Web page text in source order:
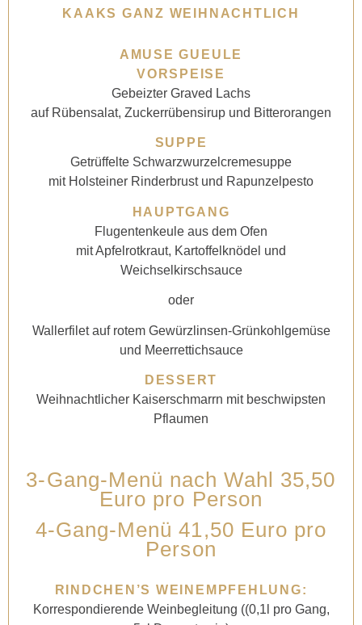
KAAKS GANZ WEIHNACHTLICH
AMUSE GUEULE
VORSPEISE
Gebeizter Graved Lachs
auf Rübensalat, Zuckerrübensirup und Bitterorangen
SUPPE
Getrüffelte Schwarzwurzelcremesuppe
mit Holsteiner Rinderbrust und Rapunzelpesto
HAUPTGANG
Flugentenkeule aus dem Ofen
mit Apfelrotkraut, Kartoffelknödel und
Weichselkirschsauce
oder
Wallerfilet auf rotem Gewürzlinsen-Grünkohlgemüse
und Meerrettichsauce
DESSERT
Weihnachtlicher Kaiserschmarrn mit beschwipsten
Pflaumen
3-Gang-Menü nach Wahl 35,50
Euro pro Person
4-Gang-Menü 41,50 Euro pro
Person
RINDCHEN’S WEINEMPFEHLUNG:
Korrespondierende Weinbegleitung ((0,1l pro Gang,